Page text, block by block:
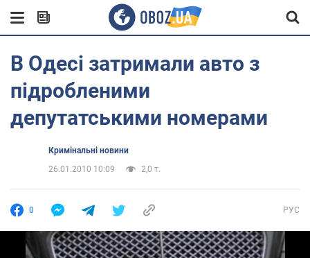
В Одесі затримали авто з
підробленими
депутатськими номерами
Кримінальні новини
26.01.2010 10:09
2,0 т.
0 РУС